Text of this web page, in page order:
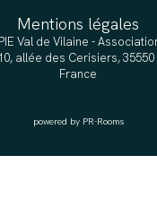
Mentions légales
Val de Vilaine -
allée des Cerisiers, 35550
France
powered by PR-Rooms